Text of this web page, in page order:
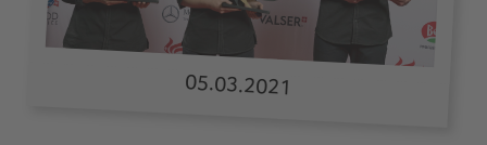
05.03.2021